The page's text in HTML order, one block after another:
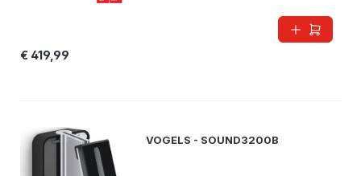
€ 419,99
VOGELS - SOUND3200B